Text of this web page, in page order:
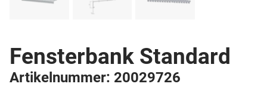
Fensterbank Standard
Artikelnummer: 20029726